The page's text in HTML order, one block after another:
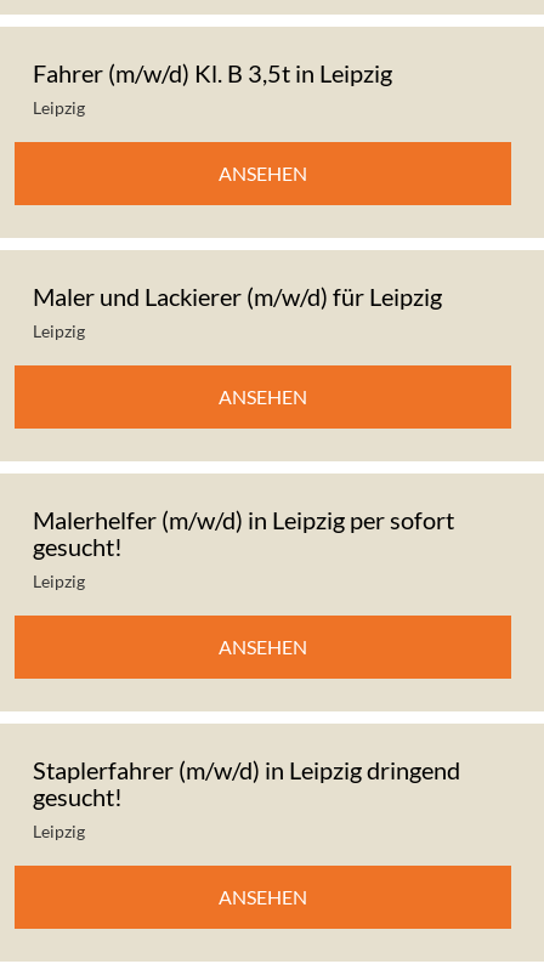
Fahrer (m/w/d) Kl. B 3,5t in Leipzig
Leipzig
ANSEHEN
Maler und Lackierer (m/w/d) für Leipzig
Leipzig
ANSEHEN
Malerhelfer (m/w/d) in Leipzig per sofort
gesucht!
Leipzig
ANSEHEN
Staplerfahrer (m/w/d) in Leipzig dringend
gesucht!
Leipzig
ANSEHEN